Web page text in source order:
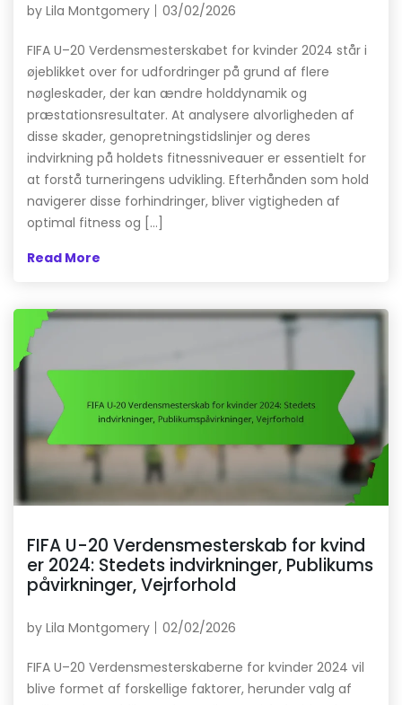
by Lila Montgomery 03/02/2026
FIFA U–20 Verdensmesterskabet for kvinder 2024 står i
øjeblikket over for udfordringer på grund af flere
nøgleskader, der kan ændre holddynamik og
præstationsresultater. At analysere alvorligheden af
disse skader, genopretningstidslinjer og deres
indvirkning på holdets fitnessniveauer er essentielt for
at forstå turneringens udvikling. Efterhånden som hold
navigerer disse forhindringer, bliver vigtigheden af
optimal fitness og […]
Read More
FIFA U-20 Verdensmesterskab for kvind
er 2024: Stedets indvirkninger, Publikums
påvirkninger, Vejrforhold
by Lila Montgomery 02/02/2026
FIFA U–20 Verdensmesterskaberne for kvinder 2024 vil
blive formet af forskellige faktorer, herunder valg af